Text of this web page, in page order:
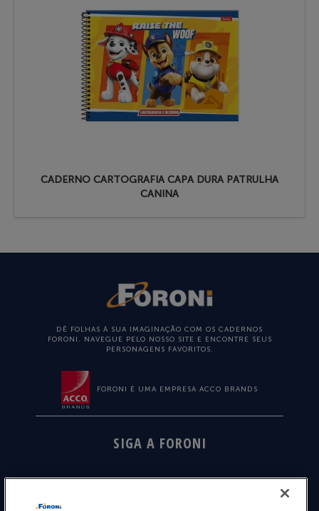
CADERNO CARTOGRAFIA CAPA DURA PATRULHA
CANINA
DÊ FOLHAS À SUA IMAGINAÇÃO COM OS CADERNOS
FORONI. NAVEGUE PELO NOSSO SITE E ENCONTRE SEUS
PERSONAGENS FAVORITOS.
FORONI É UMA EMPRESA ACCO BRANDS
SIGA A FORONI